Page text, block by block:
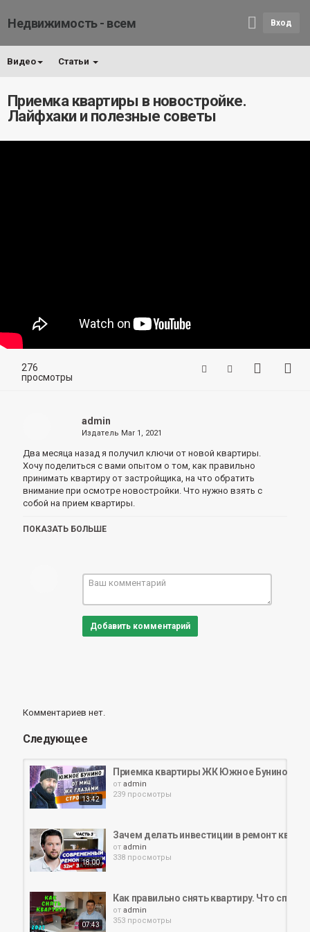
Недвижимость - всем Вход
Видео Статьи
Приемка квартиры в новостройке.
Лайфхаки и полезные советы
276
просмотры
admin
Издатель Mar 1, 2021
Два месяца назад я получил ключи от новой квартиры.
Хочу поделиться с вами опытом о том, как правильно
принимать квартиру от застройщика, на что обратить
внимание при осмотре новостройки. Что нужно взять с
собой на прием квартиры.
Лайфхаки и полезные советы по квартирному вопросу еще
Обзор как купить квартиру
квартирановастройкалайфхаки
ПОКАЗАТЬ БОЛЬШЕ
Добавить комментарий
Комментариев нет.
Следующее
13:42
Приемка квартиры ЖК Южное Бунино
от admin
239 просмотры
18:00
Зачем делать инвестиции в ремонт
от admin
338 просмотры
07:43
Как правильно снять квартиру. Что
от admin
353 просмотры